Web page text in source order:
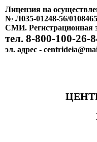
Лицензия на
№ Л035-01248-56/
СМИ. Регистрационная
тел. 8-800-100-26-
эл. адрес -
И